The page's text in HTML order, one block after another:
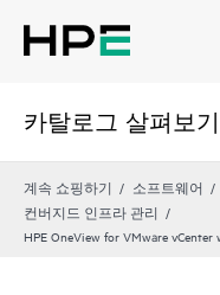
카탈로그 살펴보기
계속 쇼핑하기 소프트웨어
컨버지드 인프라 관리
HPE OneView for VMware